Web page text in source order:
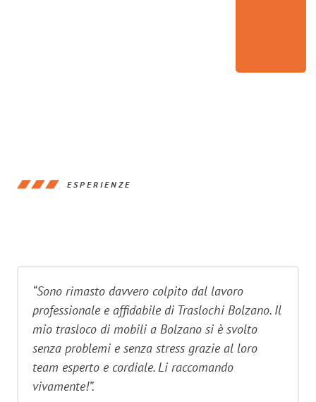
ESPERIENZE
“Sono rimasto davvero colpito dal lavoro
professionale e affidabile di Traslochi Bolzano. Il
mio trasloco di mobili a Bolzano si è svolto
senza problemi e senza stress grazie al loro
team esperto e cordiale. Li raccomando
vivamente!”.